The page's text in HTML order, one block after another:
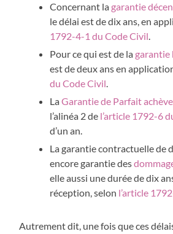
Concernant la garantie
le délai est de dix ans, en
1792-4-1 du Code Civil.
Pour ce qui est de la garantie
est de deux ans en
du Code Civil.
LaGarantie de Parfait
l’alinéa 2 de l’article 1792-6
d’un an.
La garantie contractuelle de
encore garantie des
elle aussi une durée de dix
réception, selon l’article
Autrement dit, une fois que ces